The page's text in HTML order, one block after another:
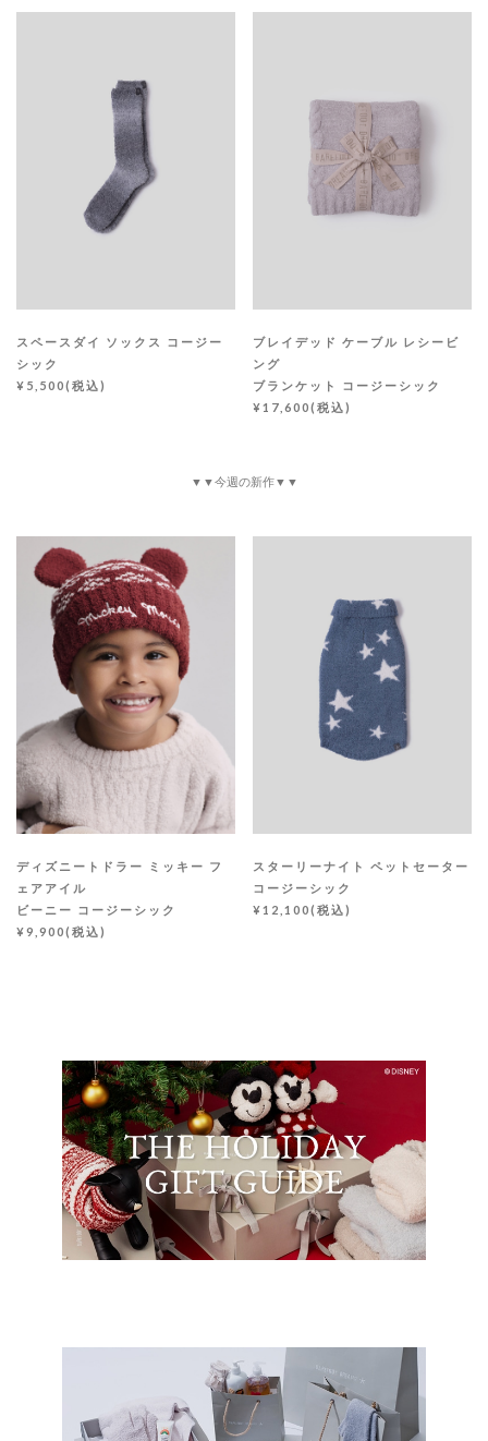
スペースダイ ソックス コージー
シック
¥5,500(税込)
ブレイデッド ケーブル レシービ
ング
ブランケット コージーシック
¥17,600(税込)
▼▼今週の新作▼▼
ディズニートドラー ミッキー フ
ェアアイル
ビーニー コージーシック
¥9,900(税込)
スターリーナイト ペットセーター
コージーシック
¥12,100(税込)